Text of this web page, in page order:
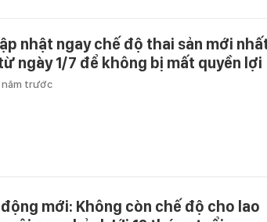
nhật ngay chế độ thai sản mới
ngày 1/7 để không bị mất quyền lợi
năm trước
mới: Không còn chế độ cho lao